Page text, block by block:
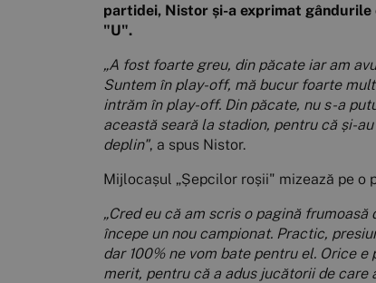
partidei, Nistor și-a exprimat gândurile
"U".
„A fost foarte greu, din păcate iar am
Suntem în play-off, mă bucur foarte
intrăm în play-off. Din păcate, nu s-a
această seară la stadion, pentru că și-
deplin", a spus Nistor.
Mijlocașul „Șepcilor roșii" mizează pe
„Cred eu că am scris o pagină
începe un nou campionat. Practic,
dar 100% ne vom bate pentru el. Orice
merit, pentru că a adus jucătorii de